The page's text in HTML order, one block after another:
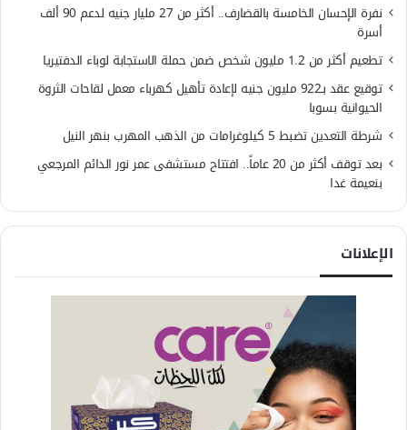
نفرة الإحسان الخامسة بالقضارف.. أكثر من 27 مليار جنيه لدعم 90 ألف
أسرة
تطعيم أكثر من 1.2 مليون شخص ضمن حملة الاستجابة لوباء الدفتيريا
توقيع عقد بـ922 مليون جنيه لإعادة تأهيل كهرباء معمل لقاحات الثروة
الحيوانية بسوبا
شرطة التعدين تضبط 5 كيلوغرامات من الذهب المهرب بنهر النيل
بعد توقف أكثر من 20 عاماً.. افتتاح مستشفى عمر نور الدائم المرجعي
بنعيمة غدا
الإعلانات